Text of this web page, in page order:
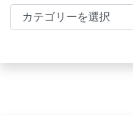
Categories